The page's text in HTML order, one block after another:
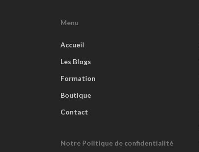
Menu
Accueil
Les Blogs
Formation
Boutique
Contact
Notre Politique de confidentialité